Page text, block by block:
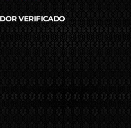
VERIFICADO